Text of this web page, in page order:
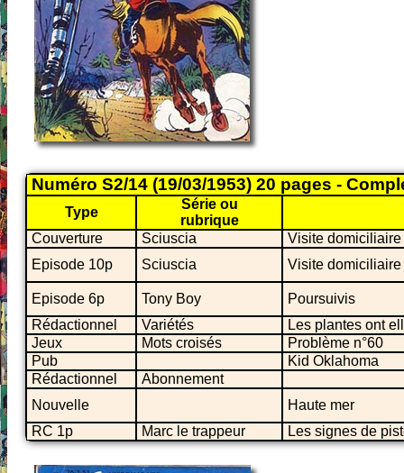
Numéro S2/14 (19/03/1953) 20 pages -
Type
Série ou
rubrique
Couverture
Sciuscia
Visite domiciliaire
Episode 10p
Sciuscia Visite domiciliaire
Episode 6p Tony Boy
Poursuivis
Rédactionnel
Variétés
Les plantes ont
Jeux
Mots croisés
Problème n°60
Pub
Kid Oklahoma
Rédactionnel
Abonnement
Nouvelle
Haute mer
RC 1p
Marc le trappeur Les signes de